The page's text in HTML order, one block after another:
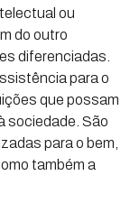
ou
do outro
diferenciadas.
para o
que possam
sociedade. São
para o bem,
também a